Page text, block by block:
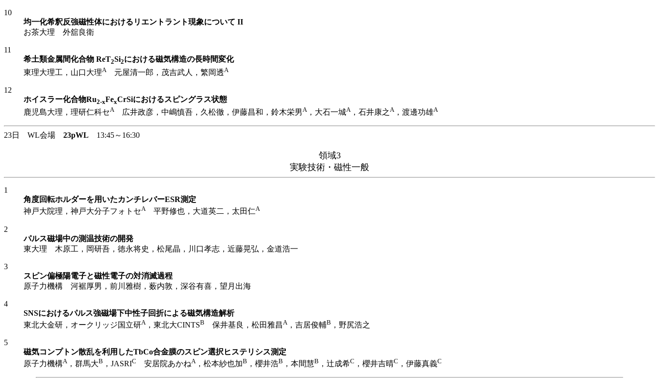
10
均一化希釈反強磁性体におけるリエントラント現象について II
お茶大理 外舘良衛
11
希土類金属間化合物 ReT2Si2における磁気構造の長時間変化
東理大理工，山口大理A元屋清一郎，茂吉武人，繁岡透A
12
ホイスラー化合物Ru2-xFexCrSiにおけるスピングラス状態
鹿児島大理，理研仁科セA広井政彦，中嶋慎吾，久松徹，伊藤昌和，鈴木栄男A，大石一城A，石井康之A，渡邊功雄A
23日 WL会場 23pWL 13:45～16:30
領域3
実験技術・磁性一般
1
角度回転ホルダーを用いたカンチレバーESR測定
神戸大院理，神戸大分子フォトセA平野修也，大道英二，太田仁A
2
パルス磁場中の測温技術の開発
東大理 木原工，岡研吾，徳永将史，松尾晶，川口孝志，近藤晃弘，金道浩一
3
スピン偏極陽電子と磁性電子の対消滅過程
原子力機構 河裾厚男，前川雅樹，薮内敦，深谷有喜，望月出海
4
SNSにおけるパルス強磁場下中性子回折による磁気構造解析
東北大金研，オークリッジ国立研A，東北大CINTSB 保井基良，松田雅昌 A，吉居俊輔B ，野尻浩之
5
磁気コンプトン散乱を利用したTbCo合金膜のスピン選択ヒステリシス測定
原子力機構A，群馬大B ，JASRIC 安居院あかねA，松本紗也加B ，櫻井浩B ，本間慧B ，辻成希C ，櫻井吉晴C ，伊藤真義C